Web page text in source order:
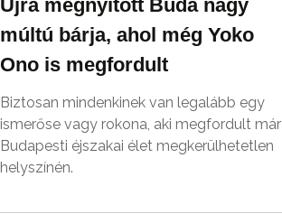
Újra megnyitott Buda nagy
múltú bárja, ahol még Yoko
Ono is megfordult
Biztosan mindenkinek van legalább egy
ismerőse vagy rokona, aki megfordult már
Budapesti éjszakai élet megkerülhetetlen
helyszínén.